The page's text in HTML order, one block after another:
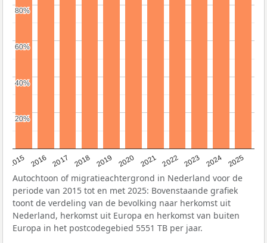
2015 2016 2017 2018 2019 2020 2021 2022 2023 2024 2025
20%
20%
40%
40%
60%
60%
80%
80%
Autochtoon of migratieachtergrond in Nederland voor de
periode van 2015 tot en met 2025: Bovenstaande grafiek
toont de verdeling van de bevolking naar herkomst uit
Nederland, herkomst uit Europa en herkomst van buiten
Europa in het postcodegebied 5551 TB per jaar.